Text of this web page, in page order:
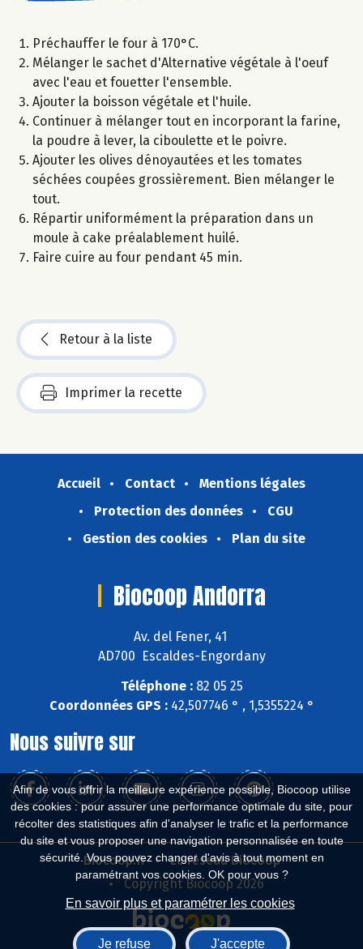
Afin de vous offrir la meilleure expérience possible, Biocoop utilise
des cookies : pour assurer une performance optimale du site, pour
récolter des statistiques afin d'analyser le trafic et la performance
du site et vous proposer une navigation personnalisée en toute
sécurité. Vous pouvez changer d'avis à tout moment en
paramétrant vos cookies. OK pour vous ?
En savoir plus et paramétrer les cookies
Je refuse J'accepte
Préchauffer le four à 170°C.
Mélanger le sachet d'Alternative végétale à l'oeuf
avec l'eau et fouetter l'ensemble.
Ajouter la boisson végétale et l'huile.
Continuer à mélanger tout en incorporant la farine,
la poudre à lever, la ciboulette et le poivre.
Ajouter les olives dénoyautées et les tomates
séchées coupées grossièrement. Bien mélanger le
tout.
Répartir uniformément la préparation dans un
moule à cake préalablement huilé.
Faire cuire au four pendant 45 min.
Retour à la liste
Imprimer la recette
Accueil Contact
Mentions légales
Protection des données
CGU
Gestion des cookies
Plan du site
Biocoop Andorra
Av. del Fener, 41
AD700 Escaldes-Engordany
Téléphone :82 05 25
Coordonnées GPS :42,507746 ° , 1,5355224 °
Nous suivre sur
Biocoop.fr
Le réseau Biocoop
Copyright Biocoop 2026